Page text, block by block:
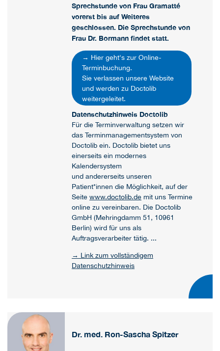
Sprechstunde von Frau Gramatté
vorerst bis auf Weiteres
geschlossen. Die Sprechstunde von
Frau Dr. Bormann findet statt.
→ Hier geht's zur Online-
Terminbuchung.
Sie verlassen unsere Website
und werden zu Doctolib
weitergeleitet.
Datenschutzhinweis Doctolib
Für die Terminverwaltung setzen wir
das Terminmanagementsystem von
Doctolib ein. Doctolib bietet uns
einerseits ein modernes
Kalendersystem
und andererseits unseren
Patient*innen die Möglichkeit, auf der
Seitewww.doctolib.de mit uns Termine
online zu vereinbaren. Die Doctolib
GmbH (Mehringdamm 51, 10961
Berlin) wird für uns als
Auftragsverarbeiter tätig. ...
→ Link zum vollständigem
Datenschutzhinweis
Dr. med. Ron-Sascha Spitzer